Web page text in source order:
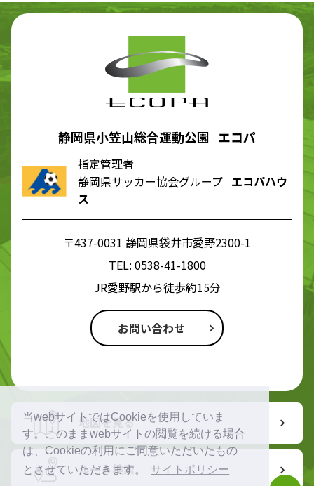
当webサイトではCookieを使用していま
す。このままwebサイトの閲覧を続ける場合
は、Cookieの利用にご同意いただいたもの
とさせていただきます。
サイトポリシー
静岡県小笠山総合運動公園 エコパ
指定管理者
静岡県サッカー協会グループ エコパハウ
ス
〒437-0031 静岡県袋井市愛野2300-1
TEL: 0538-41-1800
JR愛野駅から徒歩約15分
お問い合わせ
地図を見る
ルート検索